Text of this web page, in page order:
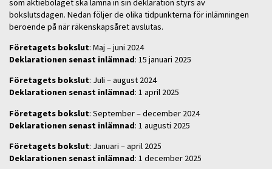
bokslutsdagen. Nedan följer de olika tidpunkterna för inlämningen
beroende på när räkenskapsåret avslutas.
Företagets bokslut: Maj – juni 2024
Deklarationen senast inlämnad: 15 januari 2025
Företagets bokslut: Juli – august 2024
Deklarationen senast inlämnad: 1 april 2025
Företagets bokslut: September – december 2024
Deklarationen senast inlämnad: 1 augusti 2025
Företagets bokslut: Januari – april 2025
Deklarationen senast inlämnad: 1 december 2025